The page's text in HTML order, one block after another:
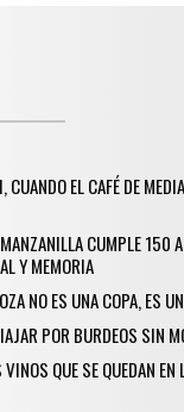
EL CAFÉ DE
CUMPLE 150
Y MEMORIA
NO ES UNA COPA, ES
POR BURDEOS SIN
QUE SE QUEDAN EN